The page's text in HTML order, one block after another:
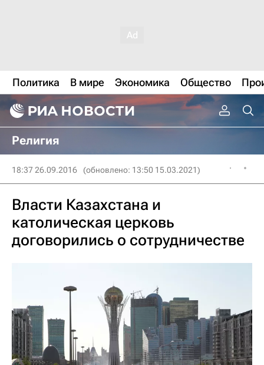
Политика В мире Экономика Общество
Религия
18:37 26.09.2016 (обновлено: 13:50 15.03.2021)
Власти Казахстана и
католическая церковь
договорились о сотрудничестве